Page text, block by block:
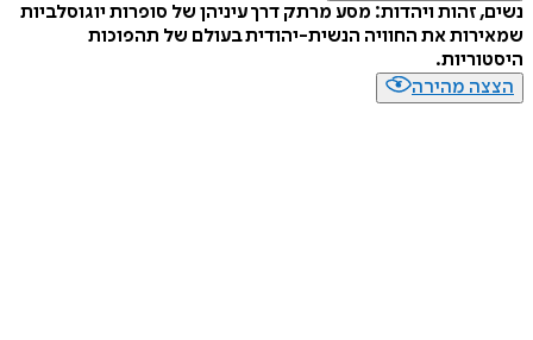
זהות ויהדות: מסע מרתק דרך עיניהן של סופרות יוגוסלביות
את החוויה הנשית-יהודית בעולם של תהפוכות
מהירה